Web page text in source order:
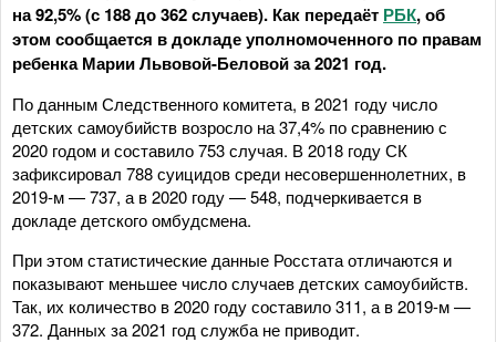
на 92,5% (с 188 до 362 случаев). Как передаёт РБК, об
этом сообщается в докладе уполномоченного по правам
ребенка Марии Львовой-Беловой за 2021 год.
По данным Следственного комитета, в 2021 году число
детских самоубийств возросло на 37,4% по сравнению с
2020 годом и составило 753 случая. В 2018 году СК
зафиксировал 788 суицидов среди несовершеннолетних, в
2019-м — 737, а в 2020 году — 548, подчеркивается в
докладе детского омбудсмена.
При этом статистические данные Росстата отличаются и
показывают меньшее число случаев детских самоубийств.
Так, их количество в 2020 году составило 311, а в 2019-м —
372. Данных за 2021 год служба не приводит.